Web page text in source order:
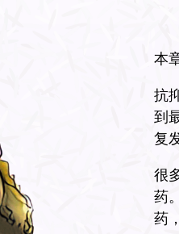
本
抗
到
复
很
药
药